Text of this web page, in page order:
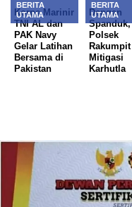
BERITA
UTAMA
Korps Marinir
TNI AL dan
PAK Navy
Gelar Latihan
Bersama di
Pakistan
BERITA
UTAMA
Dengan
Spanduk,
Polsek
Rakumpit
Mitigasi
Karhutla